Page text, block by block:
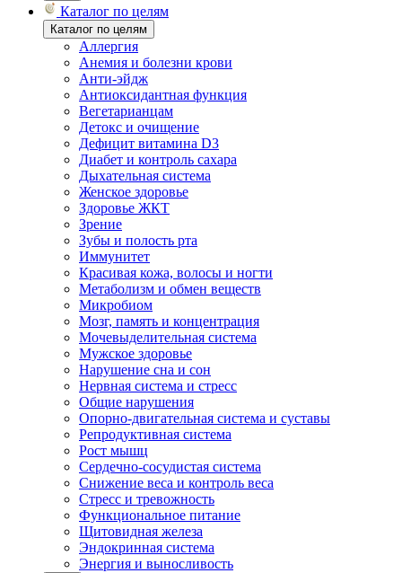
Каталог по целям
Каталог по целям
Аллергия
Анемия и болезни крови
Анти-эйдж
Антиоксидантная функция
Вегетарианцам
Детокс и очищение
Дефицит витамина D3
Диабет и контроль сахара
Дыхательная система
Женское здоровье
Здоровье ЖКТ
Зрение
Зубы и полость рта
Иммунитет
Красивая кожа, волосы и ногти
Метаболизм и обмен веществ
Микробиом
Мозг, память и концентрация
Мочевыделительная система
Мужское здоровье
Нарушение сна и сон
Нервная система и стресс
Общие нарушения
Опорно-двигательная система и суставы
Репродуктивная система
Рост мышц
Сердечно-сосудистая система
Снижение веса и контроль веса
Стресс и тревожность
Функциональное питание
Щитовидная железа
Эндокринная система
Энергия и выносливость